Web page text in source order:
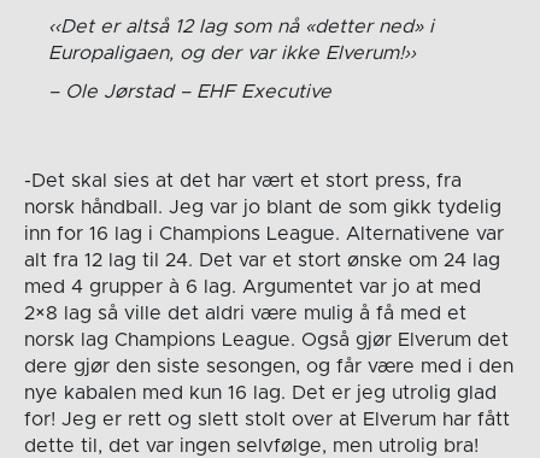
Det er altså 12 lag som nå «detter ned» i
Europaligaen, og der var ikke Elverum!
Ole Jørstad – EHF Executive
-Det skal sies at det har vært et stort press, fra
norsk håndball. Jeg var jo blant de som gikk tydelig
inn for 16 lag i Champions League. Alternativene var
alt fra 12 lag til 24. Det var et stort ønske om 24 lag
med 4 grupper à 6 lag. Argumentet var jo at med
2×8 lag så ville det aldri være mulig å få med et
norsk lag Champions League. Også gjør Elverum det
dere gjør den siste sesongen, og får være med i den
nye kabalen med kun 16 lag. Det er jeg utrolig glad
for! Jeg er rett og slett stolt over at Elverum har fått
dette til, det var ingen selvfølge, men utrolig bra!